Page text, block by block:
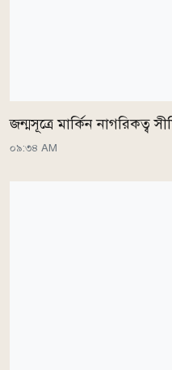
জন্মসূত্রে মার্কিন নাগরিকত্ব
০৯:৩৪ AM